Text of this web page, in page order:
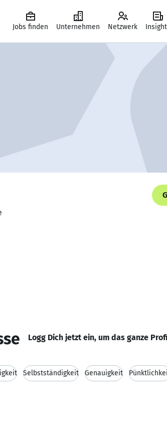
Jobs finden Unternehmen Netzwerk
Logg Dich jetzt ein, um das ganze
Selbstständigkeit Genauigkeit